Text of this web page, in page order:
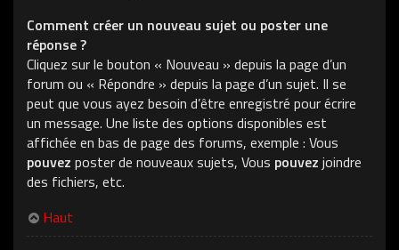
Comment créer un nouveau sujet ou poster une
réponse ?
Cliquez sur le bouton « Nouveau » depuis la page d’un
forum ou « Répondre » depuis la page d’un sujet. Il se
peut que vous ayez besoin d’être enregistré pour écrire
un message. Une liste des options disponibles est
affichée en bas de page des forums, exemple : Vous
pouvez poster de nouveaux sujets, Vous pouvez joindre
des fichiers, etc.
Haut